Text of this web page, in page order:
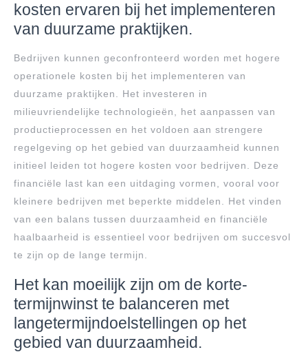
kosten ervaren bij het implementeren
van duurzame praktijken.
Bedrijven kunnen geconfronteerd worden met hogere
operationele kosten bij het implementeren van
duurzame praktijken. Het investeren in
milieuvriendelijke technologieën, het aanpassen van
productieprocessen en het voldoen aan strengere
regelgeving op het gebied van duurzaamheid kunnen
initieel leiden tot hogere kosten voor bedrijven. Deze
financiële last kan een uitdaging vormen, vooral voor
kleinere bedrijven met beperkte middelen. Het vinden
van een balans tussen duurzaamheid en financiële
haalbaarheid is essentieel voor bedrijven om succesvol
te zijn op de lange termijn.
Het kan moeilijk zijn om de korte-
termijnwinst te balanceren met
langetermijndoelstellingen op het
gebied van duurzaamheid.